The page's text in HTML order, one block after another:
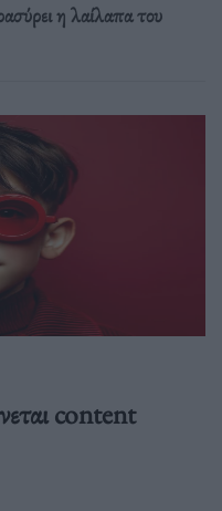
η λαίλαπα του
content